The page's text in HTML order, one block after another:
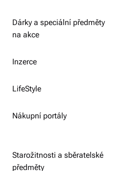
Dárky a speciální předměty
na akce
Inzerce
LifeStyle
Nákupní portály
Starožitnosti a sběratelské
předměty